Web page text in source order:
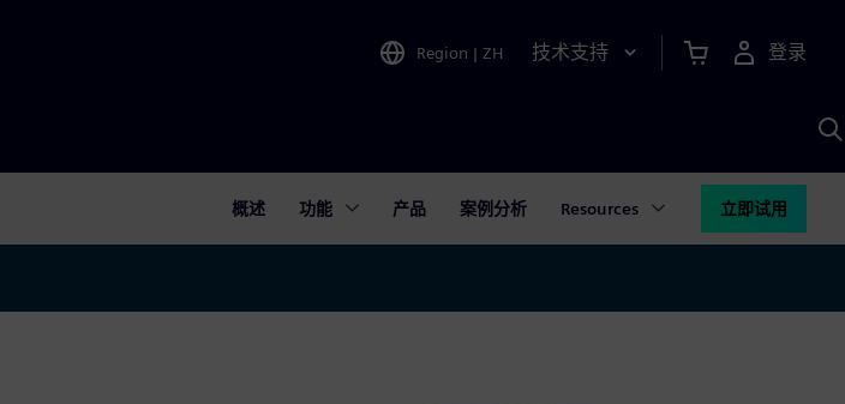
Region | ZH 技术支持 登录
概述 功能 产品 案例分析 Resources 立即试用